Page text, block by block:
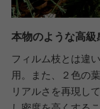
本物のような高級
フィルム枝とは違
用。また、２色の
リアルさを再現し